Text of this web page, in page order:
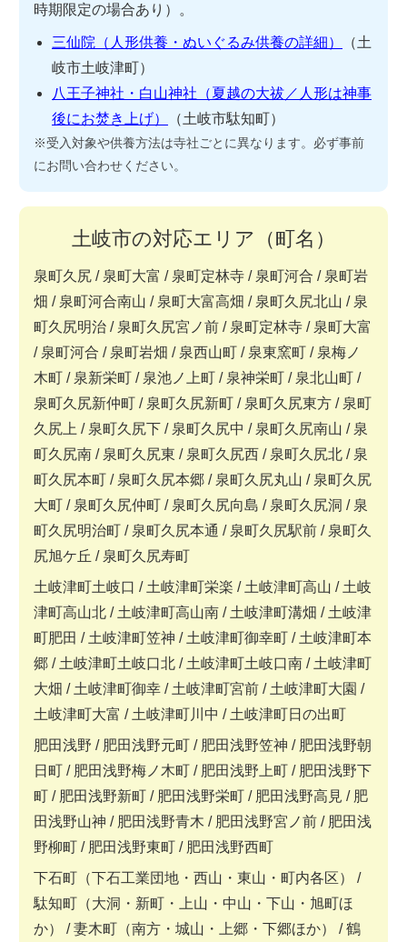
時期限定の場合あり）。
三仙院（人形供養・ぬいぐるみ供養の詳細）
（土
岐市土岐津町）
八王子神社・白山神社（夏越の大祓／人形は神事
後にお焚き上げ）
（土岐市駄知町）
※受入対象や供養方法は寺社ごとに異なります。必ず事前
にお問い合わせください。
土岐市の対応エリア（町名）
泉町久尻 / 泉町大富 / 泉町定林寺 / 泉町河合 / 泉町岩
畑 / 泉町河合南山 / 泉町大富高畑 / 泉町久尻北山 / 泉
町久尻明治 / 泉町久尻宮ノ前 / 泉町定林寺 / 泉町大富
/ 泉町河合 / 泉町岩畑 / 泉西山町 / 泉東窯町 / 泉梅ノ
木町 / 泉新栄町 / 泉池ノ上町 / 泉神栄町 / 泉北山町 /
泉町久尻新仲町 / 泉町久尻新町 / 泉町久尻東方 / 泉町
久尻上 / 泉町久尻下 / 泉町久尻中 / 泉町久尻南山 / 泉
町久尻南 / 泉町久尻東 / 泉町久尻西 / 泉町久尻北 / 泉
町久尻本町 / 泉町久尻本郷 / 泉町久尻丸山 / 泉町久尻
大町 / 泉町久尻仲町 / 泉町久尻向島 / 泉町久尻洞 / 泉
町久尻明治町 / 泉町久尻本通 / 泉町久尻駅前 / 泉町久
尻旭ケ丘 / 泉町久尻寿町
土岐津町土岐口 / 土岐津町栄楽 / 土岐津町高山 / 土岐
津町高山北 / 土岐津町高山南 / 土岐津町溝畑 / 土岐津
町肥田 / 土岐津町笠神 / 土岐津町御幸町 / 土岐津町本
郷 / 土岐津町土岐口北 / 土岐津町土岐口南 / 土岐津町
大畑 / 土岐津町御幸 / 土岐津町宮前 / 土岐津町大園 /
土岐津町大富 / 土岐津町川中 / 土岐津町日の出町
肥田浅野 / 肥田浅野元町 / 肥田浅野笠神 / 肥田浅野朝
日町 / 肥田浅野梅ノ木町 / 肥田浅野上町 / 肥田浅野下
町 / 肥田浅野新町 / 肥田浅野栄町 / 肥田浅野高見 / 肥
田浅野山神 / 肥田浅野青木 / 肥田浅野宮ノ前 / 肥田浅
野柳町 / 肥田浅野東町 / 肥田浅野西町
下石町（下石工業団地・西山・東山・町内各区） /
駄知町（大洞・新町・上山・中山・下山・旭町ほ
か） / 妻木町（南方・城山・上郷・下郷ほか） / 鶴